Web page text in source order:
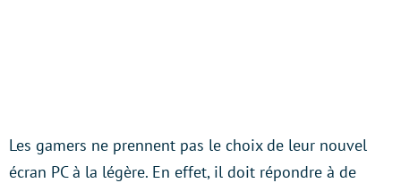
Les gamers ne prennent pas le choix de leur nouvel
écran PC à la légère. En effet, il doit répondre à de